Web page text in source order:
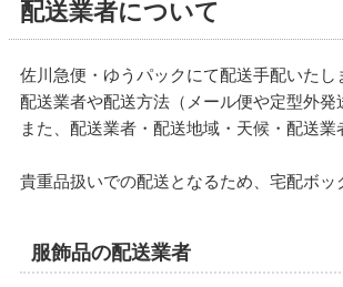
配送業者について
佐川急便・ゆうパックにて配送手配いたし
配送業者や配送方法（メール便や定型外発
また、配送業者・配送地域・天候・配送
貴重品扱いでの配送となるため、宅配ボ
服飾品の配送業者